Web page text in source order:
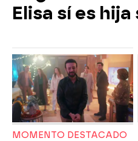
Elisa sí es hija
MOMENTO DESTACADO